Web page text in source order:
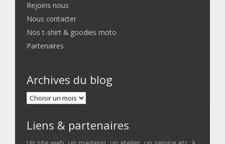
Rejoins nous
Nous contacter
Nos t-shirt & goodies moto
Partenaires
Archives du blog
Liens & partenaires